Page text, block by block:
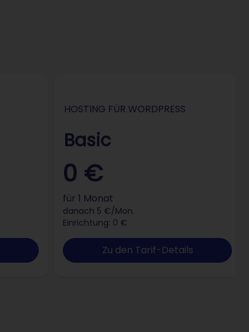
HOSTING FÜR WORDPRESS
Basic
0 €
für 1 Monat
danach 5 €/Mon.
Einrichtung: 0 €
Zu den Tarif-Details